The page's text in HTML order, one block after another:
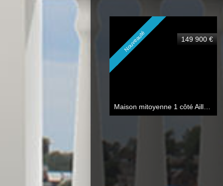
Nouveauté 149 900 €
Maison mitoyenne 1 côté Ailly-sur-Noye